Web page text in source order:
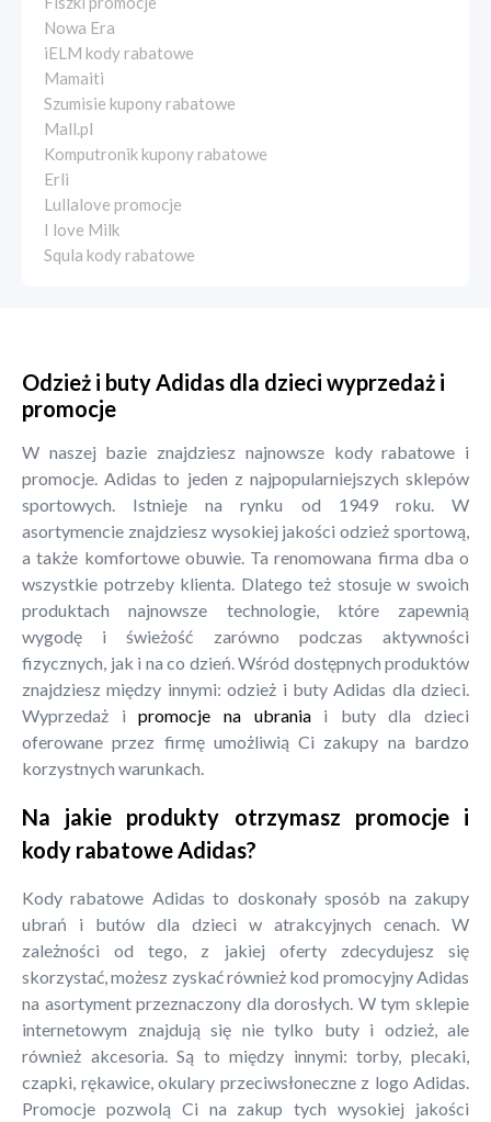
Nowa Era
iELM kody rabatowe
Mamaiti
Szumisie kupony rabatowe
Mall.pl
Komputronik kupony rabatowe
Erli
Lullalove promocje
I love Milk
Squla kody rabatowe
Odzież i buty Adidas dla dzieci wyprzedaż i
promocje
W naszej bazie znajdziesz najnowsze kody rabatowe i
promocje. Adidas to jeden z najpopularniejszych sklepów
sportowych. Istnieje na rynku od 1949 roku. W
asortymencie znajdziesz wysokiej jakości odzież sportową,
a także komfortowe obuwie. Ta renomowana firma dba o
wszystkie potrzeby klienta. Dlatego też stosuje w swoich
produktach najnowsze technologie, które zapewnią
wygodę i świeżość zarówno podczas aktywności
fizycznych, jak i na co dzień. Wśród dostępnych produktów
znajdziesz między innymi: odzież i buty Adidas dla dzieci.
Wyprzedaż ipromocje na ubraniai buty dla dzieci
oferowane przez firmę umożliwią Ci zakupy na bardzo
korzystnych warunkach.
Na jakie produkty otrzymasz promocje i
kody rabatowe Adidas?
Kody rabatowe Adidas to doskonały sposób na zakupy
ubrań i butów dla dzieci w atrakcyjnych cenach. W
zależności od tego, z jakiej oferty zdecydujesz się
skorzystać, możesz zyskać również kod promocyjny Adidas
na asortyment przeznaczony dla dorosłych. W tym sklepie
internetowym znajdują się nie tylko buty i odzież, ale
również akcesoria. Są to między innymi: torby, plecaki,
czapki, rękawice, okulary przeciwsłoneczne z logo Adidas.
Promocje pozwolą Ci na zakup tych wysokiej jakości